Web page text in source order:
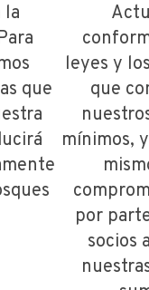
la
que
leyes y
que
mínimos,
por
socios